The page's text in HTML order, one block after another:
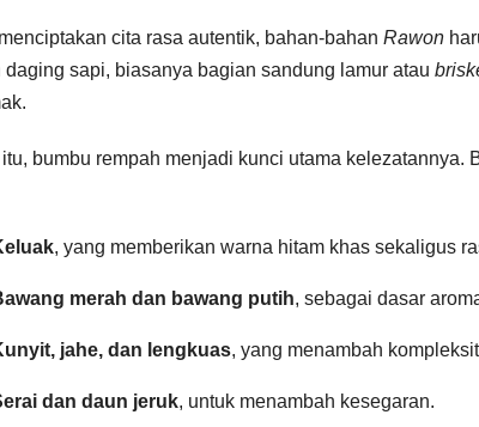
cita rasa autentik, bahan-bahan Rawon
daging sapi, biasanya bagian sandung lamur atau
bumbu rempah menjadi kunci utama kelezatannya.
, yang memberikan warna hitam khas sekaligus
merah dan bawang putih, sebagai dasar
jahe, dan lengkuas, yang menambah
dan daun jeruk, untuk menambah kesegaran.